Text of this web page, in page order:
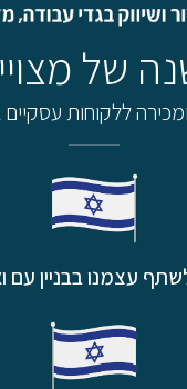
ללקוחות
עצמנו בבניין עם